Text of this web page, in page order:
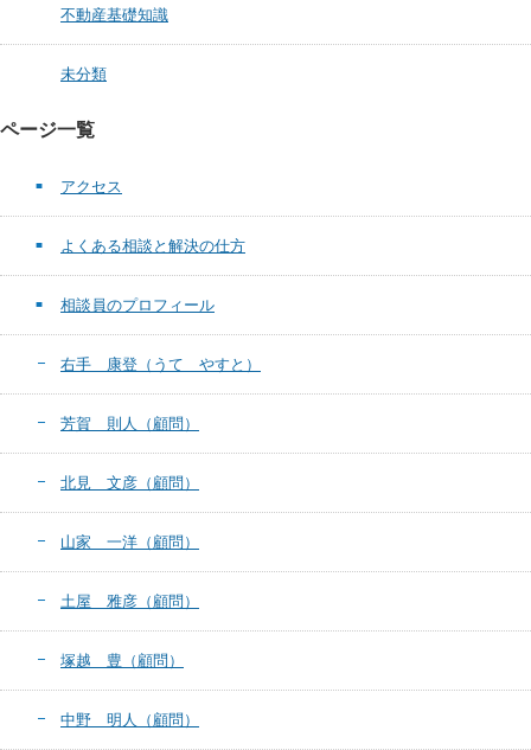
不動産基礎知識
未分類
ページ一覧
アクセス
よくある相談と解決の仕方
相談員のプロフィール
右手 康登（うて やすと）
芳賀 則人（顧問）
北見 文彦（顧問）
山家 一洋（顧問）
土屋 雅彦（顧問）
塚越 豊（顧問）
中野 明人（顧問）